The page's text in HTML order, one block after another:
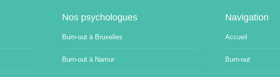
Nos psychologues
Burn-out à Bruxelles
Burn-out à Namur
Navigation
Accueil
Burn-out